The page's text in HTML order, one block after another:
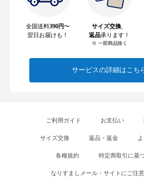
全国送料390円〜
翌日お届けも！
サイズ交換
返品承ります！
※ 一部商品除く
サービスの詳細はこち
ご利用ガイド お支払い
サイズ交換 返品・返金
各種規約 特定商取引に基
なりすましメール・サイトにご注